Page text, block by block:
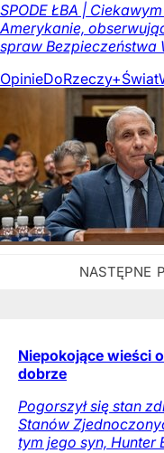
SPODE ŁBA |
Amerykanie,
spraw Bezpieczeństwa
OpinieDoRzeczy+Świat
Niepokojące wieści
dobrze
Pogorszył się stan
Stanów
tym jego syn, Hunter